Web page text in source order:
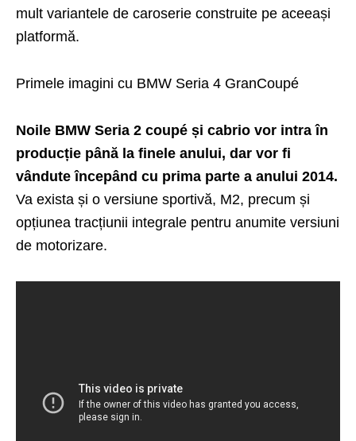
mult variantele de caroserie construite pe aceeași
platformă.
Primele imagini cu BMW Seria 4 GranCoupé
Noile BMW Seria 2 coupé și cabrio vor intra în
producție până la finele anului, dar vor fi
vândute începând cu prima parte a anului 2014.
Va exista și o versiune sportivă, M2, precum și
opțiunea tracțiunii integrale pentru anumite versiuni
de motorizare.